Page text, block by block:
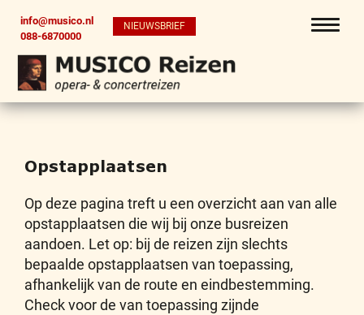
info@musico.nl
088-6870000
NIEUWSBRIEF
Opstapplaatsen
Op deze pagina treft u een overzicht aan van alle
opstapplaatsen die wij bij onze busreizen
aandoen. Let op: bij de reizen zijn slechts
bepaalde opstapplaatsen van toepassing,
afhankelijk van de route en eindbestemming.
Check voor de van toepassing zijnde